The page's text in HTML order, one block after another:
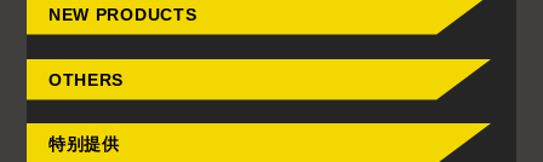
NEW PRODUCTS
OTHERS
特别提供